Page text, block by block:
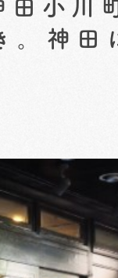
田小川
神田